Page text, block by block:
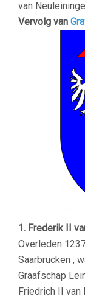
van
Vervolg van
1. Frederik II
Overleden
Saarbrücken ,
Graafschap
Friedrich II van